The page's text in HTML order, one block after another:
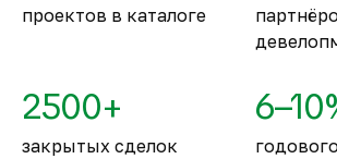
проектов в каталоге
2500+
закрытых сделок